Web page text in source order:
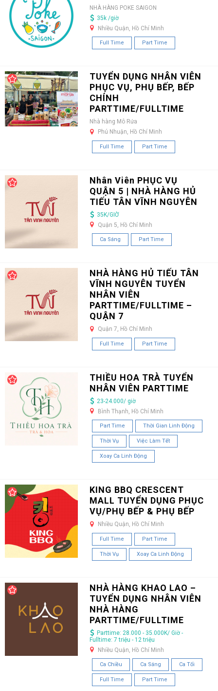
NHÀ HÀNG POKE SAIGON
35k /giờ
Nhiều Quận, Hồ Chí Minh
Full Time Part Time
TUYỂN DỤNG NHÂN VIÊN
PHỤC VỤ, PHỤ BẾP, BẾP
CHÍNH
PARTTIME/FULLTIME
Nhà hàng Mô Rứa
Phú Nhuận, Hồ Chí Minh
Full Time Part Time
Nhân Viên PHỤC VỤ
QUẬN 5 | NHÀ HÀNG HỦ
TIẾU TÂN VĨNH NGUYÊN
35K/GIỜ
Quận 5, Hồ Chí Minh
Ca Sáng Part Time
NHÀ HÀNG HỦ TIẾU TÂN
VĨNH NGUYÊN TUYỂN
NHÂN VIÊN
PARTTIME/FULLTIME –
QUẬN 7
Quận 7, Hồ Chí Minh
Full Time Part Time
THIỀU HOA TRÀ TUYỂN
NHÂN VIÊN PARTTIME
23-24.000/ giờ
Bình Thạnh, Hồ Chí Minh
Part Time Thời Gian Linh Động
Thời Vụ Việc Làm Tết
Xoay Ca Linh Động
KING BBQ CRESCENT
MALL TUYỂN DỤNG PHỤC
VỤ/PHỤ BẾP & PHỤ BẾP
Nhiều Quận, Hồ Chí Minh
Full Time Part Time
Thời Vụ Xoay Ca Linh Động
NHÀ HÀNG KHAO LAO –
TUYỂN DỤNG NHÂN VIÊN
NHÀ HÀNG
PARTTIME/FULLTIME
Parttime: 28.000 - 35.000K/ Giờ -
Fulltime: 7 triệu - 12 triệu
Nhiều Quận, Hồ Chí Minh
Ca Chiều Ca Sáng Ca Tối
Full Time Part Time